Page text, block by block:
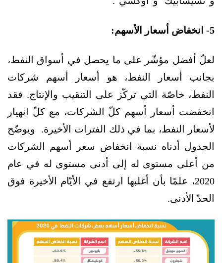
5- انخفاض أسعار الأسهم:
لعلّ أفضل مؤشّر على ما يحصل في أسواق النفط،
بجانب أسعار النفط، هو أسعار أسهم شركات
النفط، خاصّة التي تركّز على التنقيب والإنتاج. فقد
انخفضت أسعار أسهم كلّ الشركات، مع كلّ انهيار
لأسعار النفط، بما في ذلك الفترات الأخيرة. ويوضّح
الجدول أدناه نسبة انخفاض سعر أسهم الشركات
من أعلى مستوى له إلى أدنى مستوى له في عام
2020، علمًا بأن أغلبها ارتفع في الأيّام الأخيرة فوق
الحدّ الأدنى.